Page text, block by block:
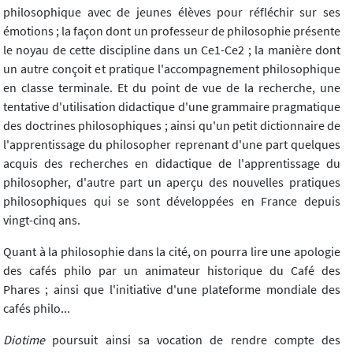
philosophique avec de jeunes élèves pour réfléchir sur ses
émotions ; la façon dont un professeur de philosophie présente
le noyau de cette discipline dans un Ce1-Ce2 ; la manière dont
un autre conçoit et pratique l'accompagnement philosophique
en classe terminale. Et du point de vue de la recherche, une
tentative d'utilisation didactique d'une grammaire pragmatique
des doctrines philosophiques ; ainsi qu'un petit dictionnaire de
l'apprentissage du philosopher reprenant d'une part quelques
acquis des recherches en didactique de l'apprentissage du
philosopher, d'autre part un aperçu des nouvelles pratiques
philosophiques qui se sont développées en France depuis
vingt-cinq ans.
Quant à la philosophie dans la cité, on pourra lire une apologie
des cafés philo par un animateur historique du Café des
Phares ; ainsi que l'initiative d'une plateforme mondiale des
cafés philo...
Diotimepoursuit ainsi sa vocation de rendre compte des